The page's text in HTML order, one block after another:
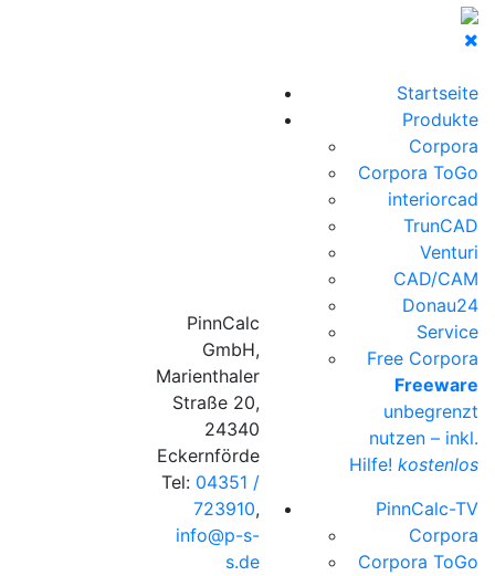
PinnCalc
GmbH,
Marienthaler
Straße 20,
24340
Eckernförde
Tel: 04351 /
723910,
info@p-s-
s.de
Startseite
Produkte
Corpora
Corpora ToGo
interiorcad
TrunCAD
Venturi
CAD/CAM
Donau24
Service
Free Corpora
Freeware
unbegrenzt
nutzen – inkl.
Hilfe! kostenlos
PinnCalc-TV
Corpora
Corpora ToGo